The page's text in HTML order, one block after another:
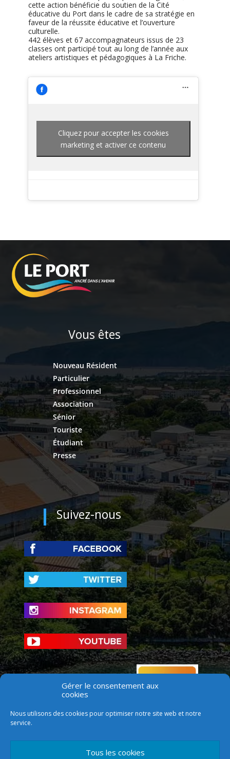
Gérer le consentement aux
cookies
Nous utilisons des cookies pour optimiser notre site web et notre
service.
Tous les cookies
cette action bénéficie du soutien de la Cité
éducative du Port dans le cadre de sa stratégie en
faveur de la réussite éducative et l’ouverture
culturelle.
442 élèves et 67 accompagnateurs issus de 23
classes ont participé tout au long de l’année aux
ateliers artistiques et pédagogiques à La Friche.
Cliquez pour accepter les cookies
marketing et activer ce contenu
Vous êtes
Nouveau Résident
Particulier
Professionnel
Association
Sénior
Touriste
Étudiant
Presse
Suivez-nous